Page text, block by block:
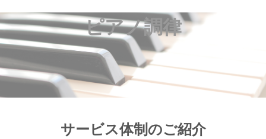
ピアノ調律
サービス体制のご紹介